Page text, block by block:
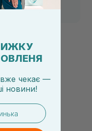
на упаковке.
вже чекає —
новини!